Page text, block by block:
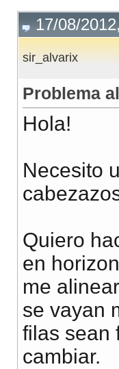
17/08/
sir_alvarix
Problema
Hola!
Necesito
Quiero
en
me
se vayan
filas sean
cambiar.